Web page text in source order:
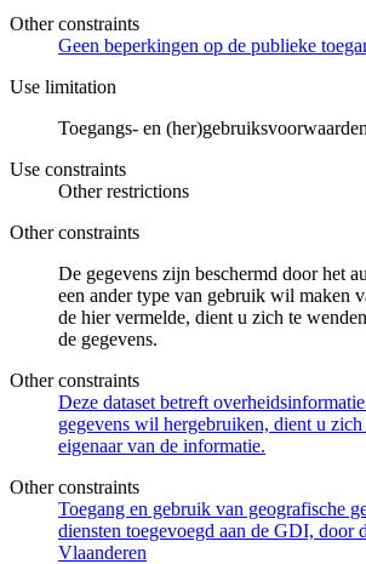
Other constraints
Geen beperkingen op de publieke
Use limitation
Toegangs- en (her)gebruiksvoorwaarden
Use constraints
Other restrictions
Other constraints
De gegevens zijn beschermd door het
een ander type van gebruik wil maken
de hier vermelde, dient u zich te
de gegevens.
Other constraints
Deze dataset betreft
gegevens wil hergebruiken, dient u
eigenaar van de informatie.
Other constraints
Toegang en gebruik van geografische
diensten toegevoegd aan de GDI, door
Vlaanderen